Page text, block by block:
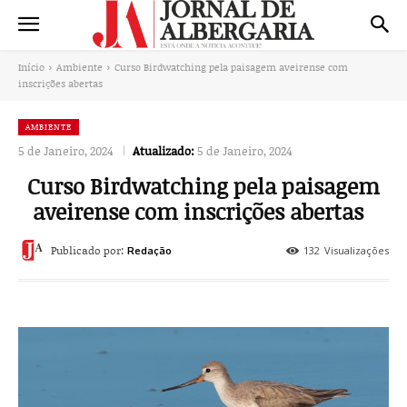
Início Ambiente
Curso Birdwatching pela paisagem aveirense com
inscrições abertas
AMBIENTE
5 de Janeiro, 2024 Atualizado:5 de Janeiro, 2024
Curso Birdwatching pela paisagem
aveirense com inscrições abertas
132 Visualizações
Publicado por: Redação